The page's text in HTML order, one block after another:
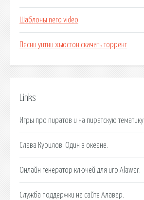
Шаблоны nero video
Песни уитни хьюстон скачать торрент
Links
Игры про пиратов и на пиратскую тематику
Cлава Курилов. Один в океане.
Онлайн генератор ключей для игр Alawar.
Служба поддержки на сайте Алавар.